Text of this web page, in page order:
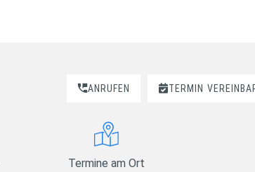
ANRUFEN TERMIN
Termine am Ort